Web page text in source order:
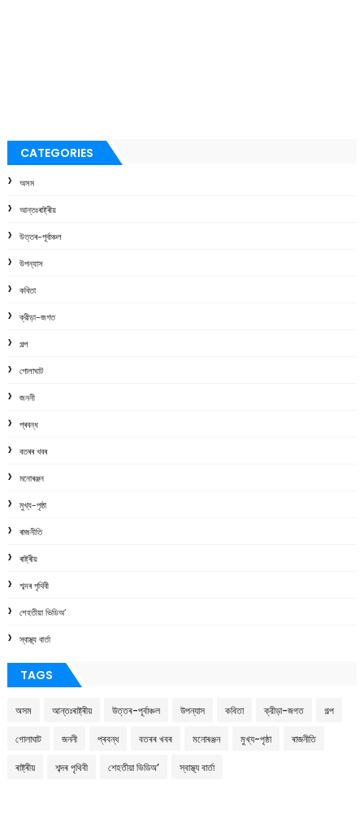
CATEGORIES
অসম
আন্তঃৰাষ্ট্ৰীয়
উত্তৰ-পূৰ্বাঞ্চল
উপন্যাস
কবিতা
ক্রীড়া-জগত
গল্প
গোলাঘাট
জননী
প্ৰবন্ধ
বতৰৰ খবৰ
মনোৰঞ্জন
মুখ্য-পৃষ্ঠা
ৰাজনীতি
ৰাষ্ট্ৰীয়
শব্দৰ পৃথিবী
শেহতীয়া ভিডিঅ’
স্বাস্থ্য বাৰ্তা
TAGS
অসম আন্তঃৰাষ্ট্ৰীয় উত্তৰ-পূৰ্বাঞ্চল উপন্যাস কবিতা ক্রীড়া-জগত গল্প
গোলাঘাট জননী প্ৰবন্ধ বতৰৰ খবৰ মনোৰঞ্জন মুখ্য-পৃষ্ঠা ৰাজনীতি
ৰাষ্ট্ৰীয় শব্দৰ পৃথিবী শেহতীয়া ভিডিঅ’ স্বাস্থ্য বাৰ্তা